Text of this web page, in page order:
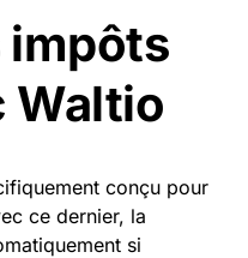
impôts
Waltio
conçu pour
ce dernier, la
si